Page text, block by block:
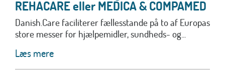
REHACARE eller MEDICA & COMPAMED
Danish.Care faciliterer fællesstande på to af Europas
store messer for hjælpemidler, sundheds- og...
Læs mere